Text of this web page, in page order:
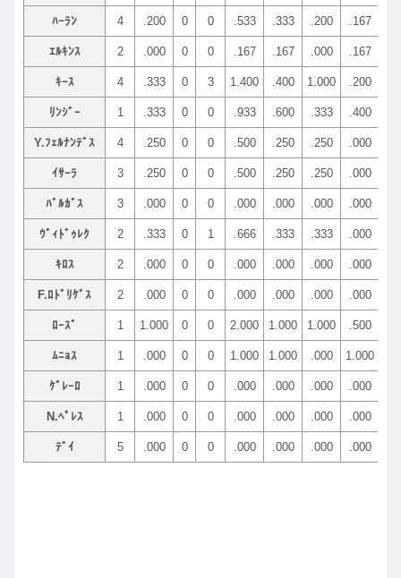
ﾊｰﾗﾝ 4 .200 0 0 .533 .333 .200 .167
ｴﾙｷﾝｽ 2 .000 0 0 .167 .167 .000 .167
ｷｰｽ 4 .333 0 3 1.400 .400 1.000 .200
ﾘﾝｼﾞｰ 1 .333 0 0 .933 .600 .333 .400
Y.ﾌｪﾙﾅﾝﾃﾞｽ 4 .250 0 0 .500 .250 .250 .000
ｲｻｰﾗ 3 .250 0 0 .500 .250 .250 .000
ﾊﾞﾙｶﾞｽ 3 .000 0 0 .000 .000 .000 .000
ｳﾞｨﾄﾞｩﾚｸ 2 .333 0 1 .666 .333 .333 .000
ｷﾛｽ 2 .000 0 0 .000 .000 .000 .000
F.ﾛﾄﾞﾘｹﾞｽ 2 .000 0 0 .000 .000 .000 .000
ﾛｰｽﾞ 1 1.000 0 0 2.000 1.000 1.000 .500
ﾑﾆｮｽ 1 .000 0 0 1.000 1.000 .000 1.000
ｹﾞﾚｰﾛ 1 .000 0 0 .000 .000 .000 .000
N.ﾍﾟﾚｽ 1 .000 0 0 .000 .000 .000 .000
ﾃﾞｲ 5 .000 0 0 .000 .000 .000 .000